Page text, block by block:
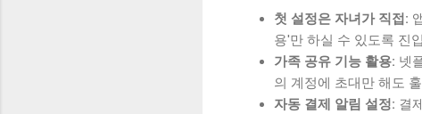
첫 설정은 자녀가 직접:
용'만 하실 수 있도록 진
가족 공유 기능 활용: 넷
의 계정에 초대만 해도
자동 결제 알림 설정: 결